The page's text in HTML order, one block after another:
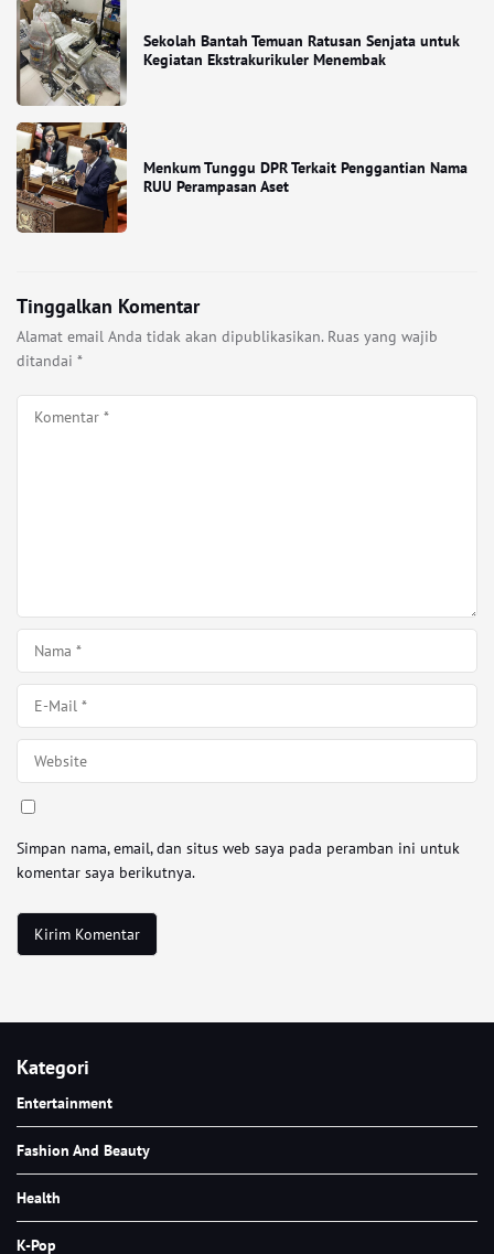
Sekolah Bantah Temuan Ratusan Senjata untuk
Kegiatan Ekstrakurikuler Menembak
Menkum Tunggu DPR Terkait Penggantian Nama
RUU Perampasan Aset
Tinggalkan Komentar
Alamat email Anda tidak akan dipublikasikan. Ruas yang wajib
ditandai *
Simpan nama, email, dan situs web saya pada peramban ini untuk
komentar saya berikutnya.
Kategori
Entertainment
Fashion And Beauty
Health
K-Pop